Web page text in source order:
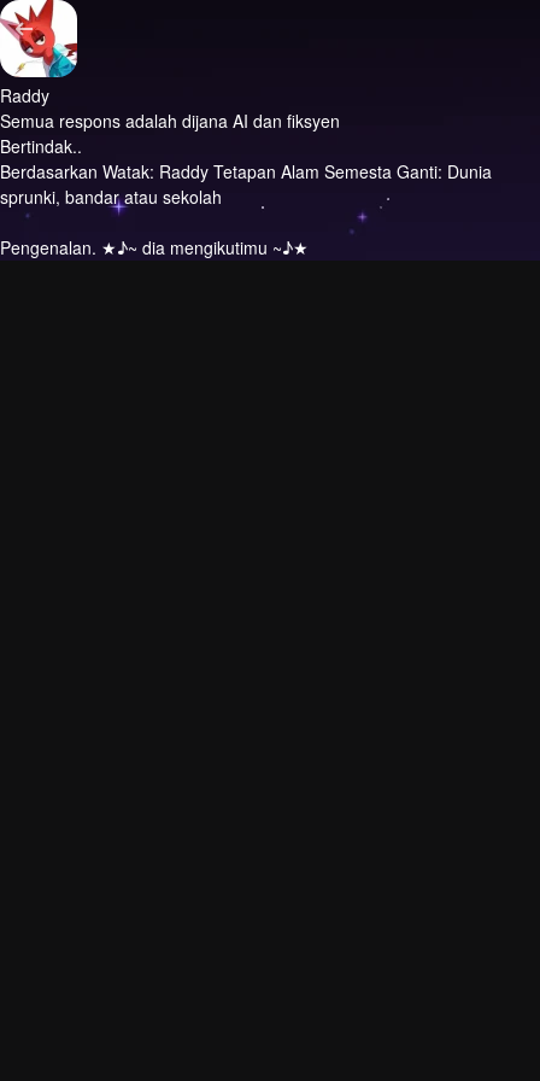
Raddy
Semua respons adalah dijana AI dan fiksyen
Bertindak..
Berdasarkan Watak: Raddy Tetapan Alam Semesta Ganti: Dunia
sprunki, bandar atau sekolah
Pengenalan. ★♪~ dia mengikutimu ~♪★